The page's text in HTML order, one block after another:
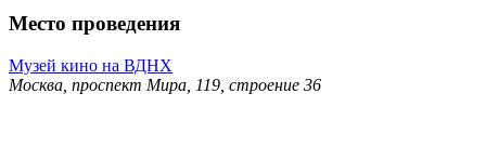
Место проведения
Музей кино на ВДНХ
Москва, проспект Мира, 119, строение 36